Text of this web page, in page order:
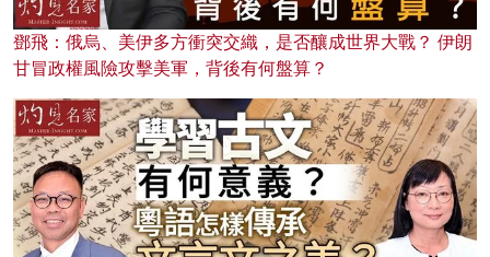
鄧飛：俄烏、美伊多方衝突交織，是否釀成世界大戰？ 伊朗
甘冒政權風險攻擊美軍，背後有何盤算？